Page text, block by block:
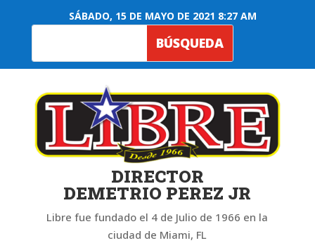
SÁBADO, 15 DE MAYO DE 2021 8:27 AM
DIRECTOR
DEMETRIO PEREZ JR
Libre fue fundado el 4 de Julio de 1966 en la
ciudad de Miami, FL